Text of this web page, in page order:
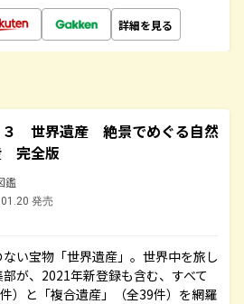
詳細を見る
３ 世界遺産 絶景でめぐる自然
完全版
鑑
発売
い宝物「世界遺産」。世界中を旅し
が、2021年新登録も含む、すべて
）と「複合遺産」（全39件）を網羅